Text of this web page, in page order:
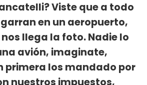
Viste que a todo
en un aeropuerto,
llega la foto. Nadie lo
avión, imaginate,
primera los mandado por
nuestros impuestos,